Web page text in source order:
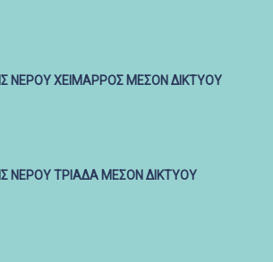
ΝΕΡΟΥ ΧΕΙΜΑΡΡΟΣ ΜΕΣΟΝ ΔΙΚΤΥΟΥ
ΝΕΡΟΥ ΤΡΙΑΔΑ ΜΕΣΟΝ ΔΙΚΤΥΟΥ